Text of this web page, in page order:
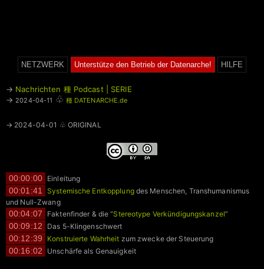
NETZWERK Unterstütze den Betrieb der Datenarche! HILFE
→ Nachrichten 種 Podcast | SERIE
→ 2024-04-11 ♧ 種 DATENARCHE.de
→ 2024-04-01 ♧ ORIGINAL
00:00:00 Einleitung
00:01:41 Systemische Entkopplungdes Menschen, Transhumanismus
und Null-Zwang
00:04:07 Faktenfinder & die “Stereotype Verkündigungskanzel”
00:09:12 Das 5-Klingenschwert
00:12:39 Konstruierte Wahrheit zum zwecke der Steuerung
00:16:02 Unschärfe als Genauigkeit